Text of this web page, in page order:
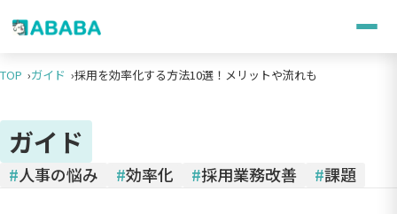
TOP ガイド 採用を効率化する方法10選！メリットや流れも
ガイド
#人事の悩み #効率化 #採用業務改善 #課題